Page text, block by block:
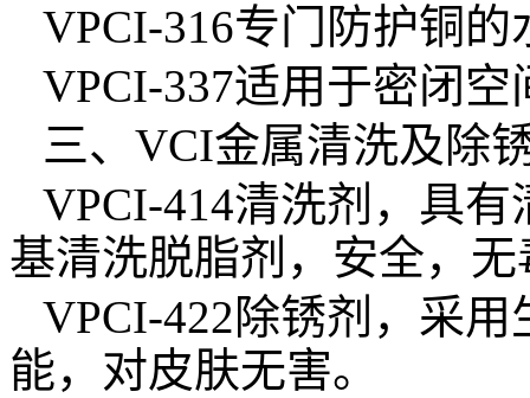
VPCI-316专门防护铜的
VPCI-337适用于密闭
三、 VCI金属清洗及除
VPCI-414清洗剂，具有
基清洗脱脂剂，安全，
VPCI-422除锈剂，采
能，对皮肤无害。